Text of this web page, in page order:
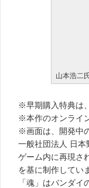
山本浩二
※早期購入特典は
※本作のオンライ
※画面は、開発中
一般社団法人 日
ゲーム内に再現さ
を基に制作してい
「魂」はバンダイ